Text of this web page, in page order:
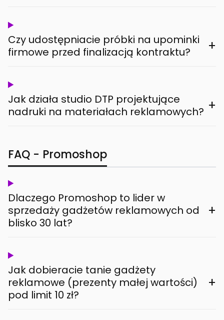
Czy udostępniacie próbki na upominki
firmowe przed finalizacją kontraktu?
+
Jak działa studio DTP projektujące
nadruki na materiałach reklamowych? +
FAQ - Promoshop
Dlaczego Promoshop to lider w
sprzedaży gadżetów reklamowych od
blisko 30 lat?
+
Jak dobieracie tanie gadżety
reklamowe (prezenty małej wartości)
pod limit 10 zł?
+